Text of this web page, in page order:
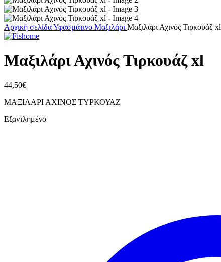
Αρχική σελίδαΥφασμάτινο Μαξιλάρι Μαξιλάρι Αχινός Τιρκουάζ xl
Μαξιλάρι Αχινός Τιρκουάζ xl
44,50€
ΜΑΞΙΛΑΡΙ ΑΧΙΝΟΣ ΤΥΡΚΟΥΑΖ
Εξαντλημένο